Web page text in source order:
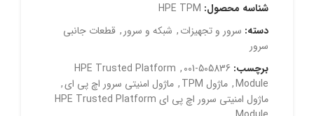
شناسه محصول: HPE TPM
دسته: سرور و تجهیزات, شبکه و سرور, قطعات جانبی
سرور
برچسب: 505836-001
,
HPE Trusted Platform
Module
, ماژول TPM , ماژول امنیتی سرور اچ پی ای,
ماژول امنیتی سرور اچ پی ای HPE Trusted Platform